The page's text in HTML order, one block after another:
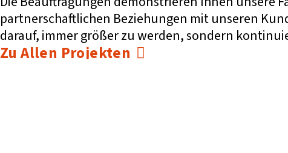
partnerschaftlichen Beziehungen mit unseren
darauf, immer größer zu werden, sondern
Zu Allen Projekten